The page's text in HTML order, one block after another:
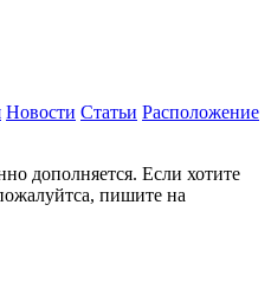
Новости Статьи Расположение
дополняется. Если хотите
пишите на